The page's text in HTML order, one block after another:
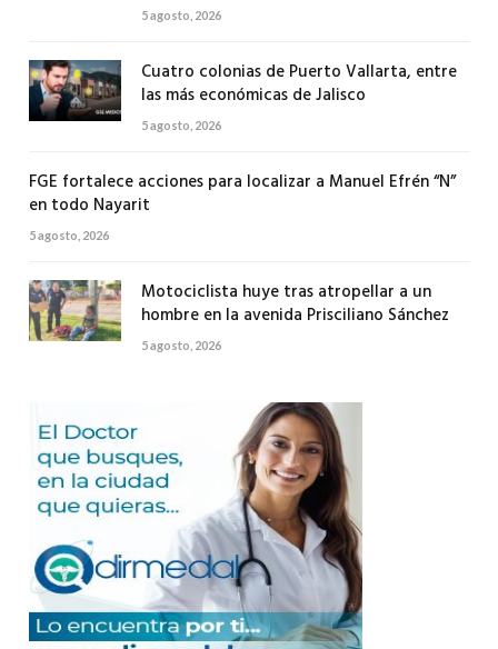
5 agosto, 2026
Cuatro colonias de Puerto Vallarta, entre
las más económicas de Jalisco
5 agosto, 2026
FGE fortalece acciones para localizar a Manuel Efrén “N”
en todo Nayarit
5 agosto, 2026
Motociclista huye tras atropellar a un
hombre en la avenida Prisciliano Sánchez
5 agosto, 2026